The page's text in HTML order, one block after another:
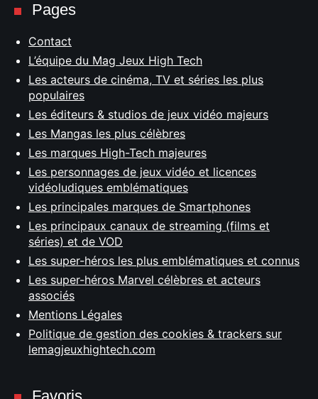
Pages
Contact
L’équipe du Mag Jeux High Tech
Les acteurs de cinéma, TV et séries les plus
populaires
Les éditeurs & studios de jeux vidéo majeurs
Les Mangas les plus célèbres
Les marques High-Tech majeures
Les personnages de jeux vidéo et licences
vidéoludiques emblématiques
Les principales marques de Smartphones
Les principaux canaux de streaming (films et
séries) et de VOD
Les super-héros les plus emblématiques et connus
Les super-héros Marvel célèbres et acteurs
associés
Mentions Légales
Politique de gestion des cookies & trackers sur
lemagjeuxhightech.com